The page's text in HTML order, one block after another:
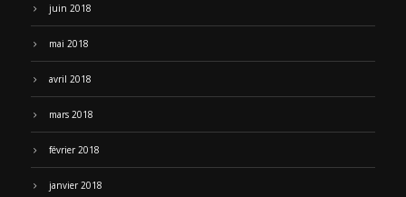
juin 2018
mai 2018
avril 2018
mars 2018
février 2018
janvier 2018